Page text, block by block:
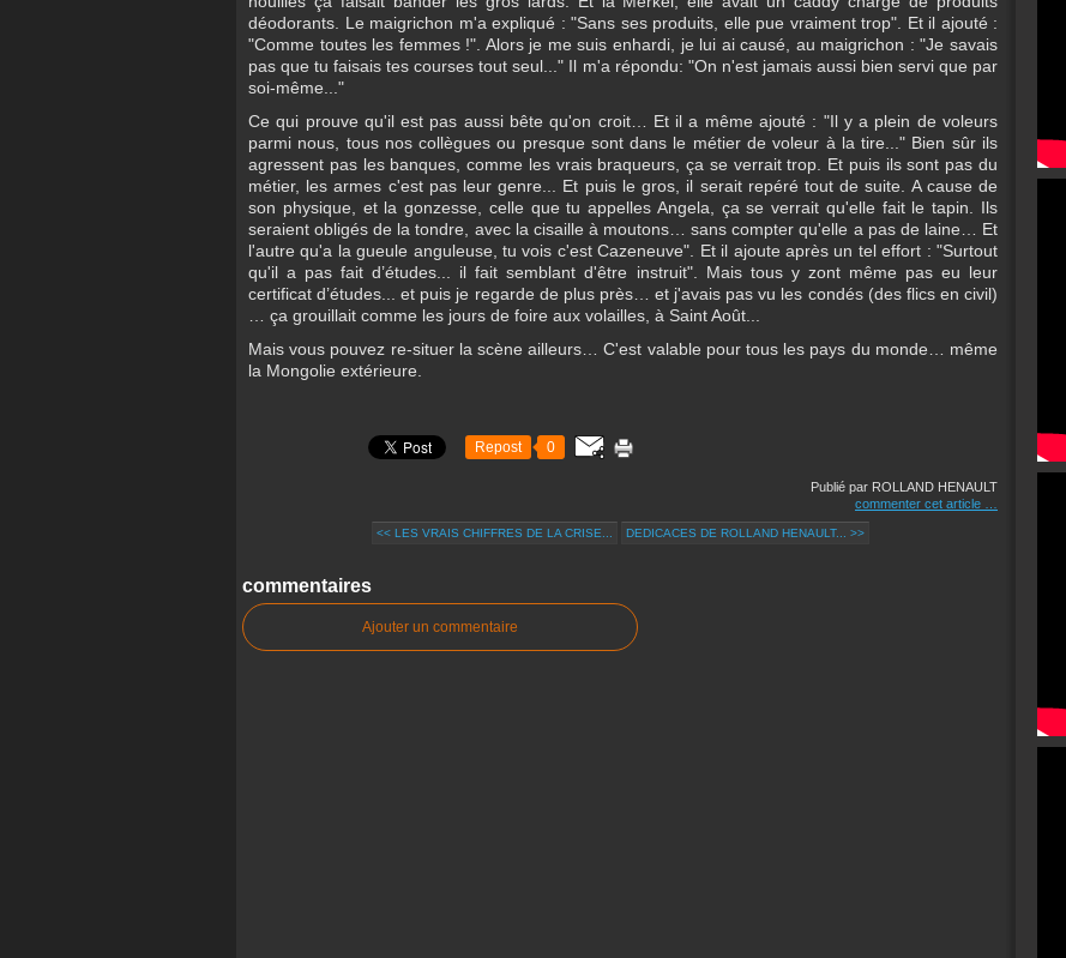
déodorants. Le maigrichon m'a expliqué : "Sans ses produits, elle pue vraiment trop". Et il ajouté :
"Comme toutes les femmes !". Alors je me suis enhardi, je lui ai causé, au maigrichon : "Je savais
pas que tu faisais tes courses tout seul..." Il m'a répondu: "On n'est jamais aussi bien servi que par
soi-même..."
Ce qui prouve qu'il est pas aussi bête qu'on croit… Et il a même ajouté : "Il y a plein de voleurs
parmi nous, tous nos collègues ou presque sont dans le métier de voleur à la tire..." Bien sûr ils
agressent pas les banques, comme les vrais braqueurs, ça se verrait trop. Et puis ils sont pas du
métier, les armes c'est pas leur genre... Et puis le gros, il serait repéré tout de suite. A cause de
son physique, et la gonzesse, celle que tu appelles Angela, ça se verrait qu'elle fait le tapin. Ils
seraient obligés de la tondre, avec la cisaille à moutons… sans compter qu'elle a pas de laine… Et
l'autre qu'a la gueule anguleuse, tu vois c'est Cazeneuve". Et il ajoute après un tel effort : "Surtout
qu'il a pas fait d’études... il fait semblant d'être instruit". Mais tous y zont même pas eu leur
certificat d’études... et puis je regarde de plus près… et j'avais pas vu les condés (des flics en civil)
… ça grouillait comme les jours de foire aux volailles, à Saint Août...
Mais vous pouvez re-situer la scène ailleurs… C'est valable pour tous les pays du monde… même
la Mongolie extérieure.
Repost 0
Publié par ROLLAND HENAULT
commenter cet article
<< LES VRAIS CHIFFRES DE LA CRISE... DEDICACES DE ROLLAND HENAULT... >>
commentaires
Ajouter un commentaire